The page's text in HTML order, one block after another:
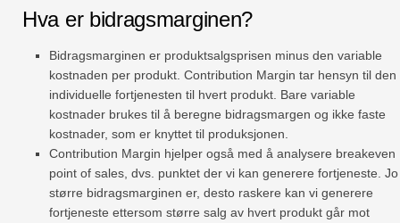
Hva er bidragsmarginen?
Bidragsmarginen er produktsalgsprisen minus den variable
kostnaden per produkt. Contribution Margin tar hensyn til den
individuelle fortjenesten til hvert produkt. Bare variable
kostnader brukes til å beregne bidragsmargen og ikke faste
kostnader, som er knyttet til produksjonen.
Contribution Margin hjelper også med å analysere breakeven
point of sales, dvs. punktet der vi kan generere fortjeneste. Jo
større bidragsmarginen er, desto raskere kan vi generere
fortjeneste ettersom større salg av hvert produkt går mot